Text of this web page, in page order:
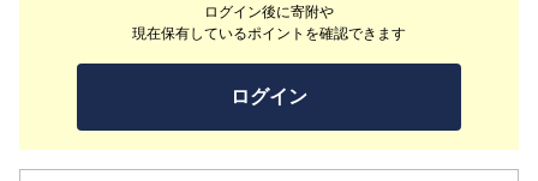
ログイン後に寄附や
現在保有しているポイントを確認できます
ログイン
わり抜いた贅沢なコース、五感で存分にご堪能いただけま